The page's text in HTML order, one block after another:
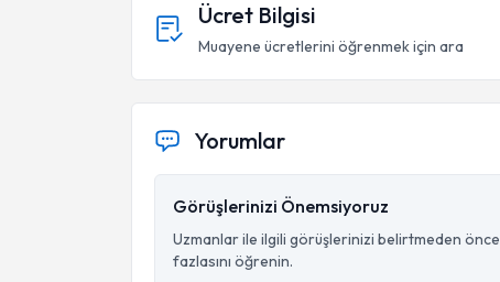
Ücret Bilgisi
Muayene ücretlerini öğrenmek için ara
Yorumlar
Görüşlerinizi Önemsiyoruz
Uzmanlar ile ilgili görüşlerinizi belirtmeden önce
fazlasını öğrenin.